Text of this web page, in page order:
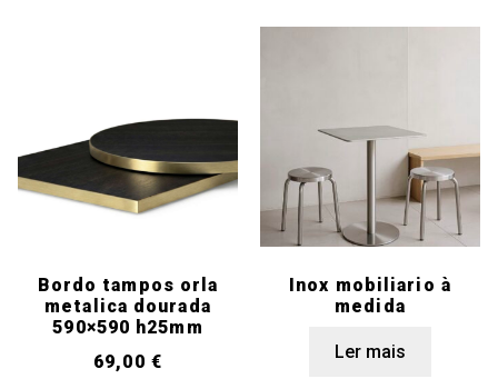
Bordo tampos orla
metalica dourada
590×590 h25mm
69,00 €
Inox mobiliario à
medida
Ler mais